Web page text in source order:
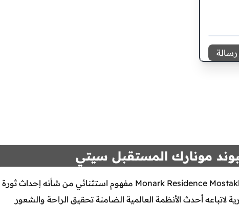
رسالة
مونارك المستقبل سيتي
كمبوند مونارك المستقبل سيتي Monark Residence Mostakbal City مفهوم استثنائي من شأنه إحداث ثورة
أحدث الأنظمة العالمية الضامنة تحقيق الراحة والشعور